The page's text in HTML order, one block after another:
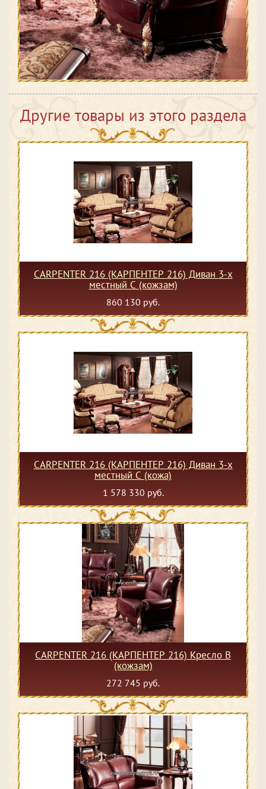
Другие товары из этого раздела
CARPENTER 216 (КАРПЕНТЕР 216) Диван 3-х
местный С (кожзам)
860 130 руб.
CARPENTER 216 (КАРПЕНТЕР 216) Диван 3-х
местный С (кожа)
1 578 330 руб.
CARPENTER 216 (КАРПЕНТЕР 216) Кресло В
(кожзам)
272 745 руб.